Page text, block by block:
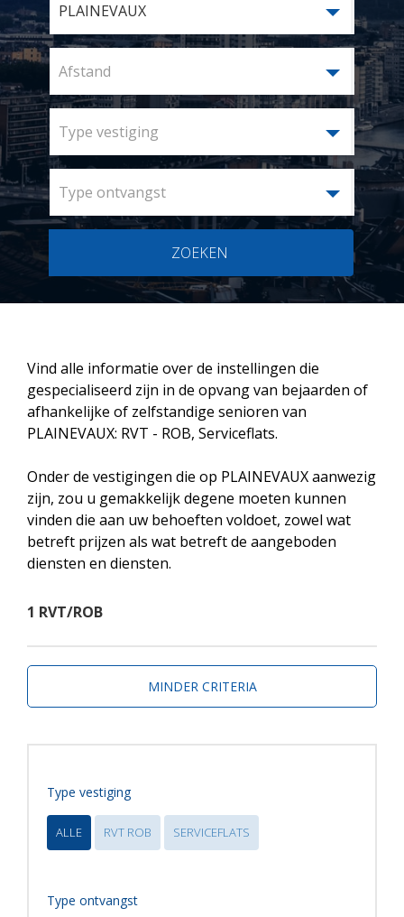
PLAINEVAUX
Afstand
Type vestiging
Type ontvangst
ZOEKEN
Vind alle informatie over de instellingen die
gespecialiseerd zijn in de opvang van bejaarden of
afhankelijke of zelfstandige senioren van
PLAINEVAUX: RVT - ROB, Serviceflats.
Onder de vestigingen die op PLAINEVAUX aanwezig
zijn, zou u gemakkelijk degene moeten kunnen
vinden die aan uw behoeften voldoet, zowel wat
betreft prijzen als wat betreft de aangeboden
diensten en diensten.
1 RVT/ROB
MINDER CRITERIA
Type vestiging
ALLE RVT ROB SERVICEFLATS
Type ontvangst